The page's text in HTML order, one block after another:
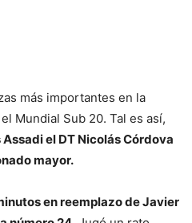
más importantes en la
Mundial Sub 20. Tal es así,
el DT Nicolás Córdova
mayor.
en reemplazo de Javier